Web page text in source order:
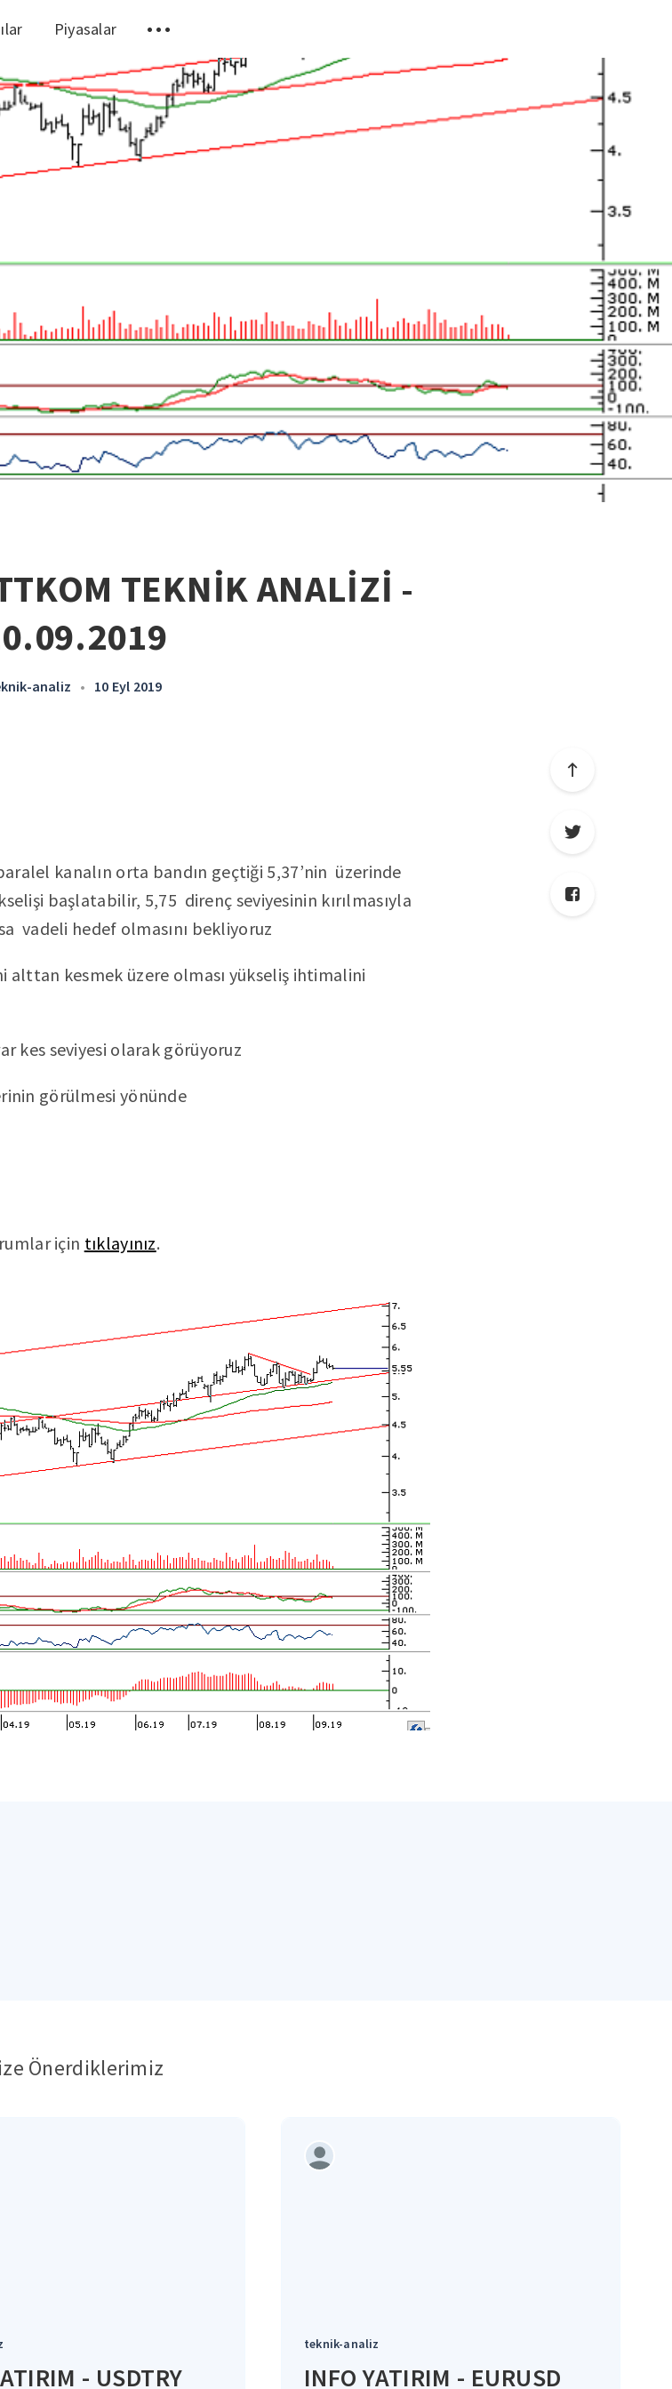
Piyasalar
TEKNİK ANALİZİ -
analiz • 10 Eyl 2019
kanalın orta bandın geçtiği 5,37’nin üzerinde
başlatabilir, 5,75 direnç seviyesinin kırılmasıyla
vadeli hedef olmasını bekliyoruz
alttan kesmek üzere olması yükseliş ihtimalini
kes seviyesi olarak görüyoruz
görülmesi yönünde
için tıklayınız.
Önerdiklerimiz
- USDTRY
teknik-analiz
INFO YATIRIM - EURUSD